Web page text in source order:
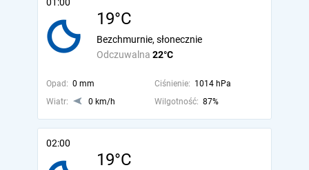
19°C
Odczuwalna 22°C
Bezchmurnie, słonecznie
Opad: 0 mm Ciśnienie: 1014 hPa
Wiatr:
0 km/h Wilgotność: 87%
02:00
19°C